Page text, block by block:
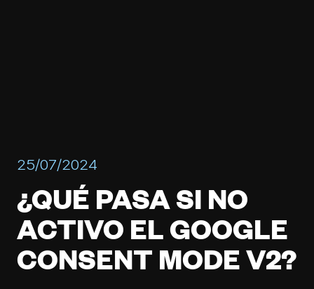
25/07/2024
¿QUÉ PASA SI NO
ACTIVO EL GOOGLE
CONSENT MODE V2?